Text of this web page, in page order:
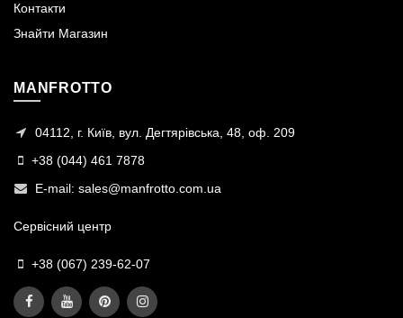
Контакти
Знайти Магазин
MANFROTTO
04112, г. Київ, вул. Дегтярівська, 48, оф. 209
+38 (044) 461 7878
E-mail: sales@manfrotto.com.ua
Сервісний центр
+38 (067) 239-62-07